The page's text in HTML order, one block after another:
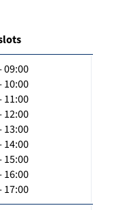
09:00
10:00
11:00
12:00
13:00
14:00
15:00
16:00
17:00